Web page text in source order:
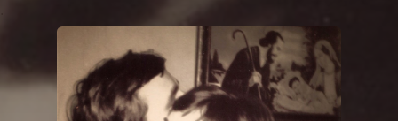
You're all set!